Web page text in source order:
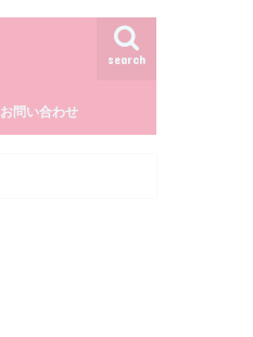
search
お問い合わせ